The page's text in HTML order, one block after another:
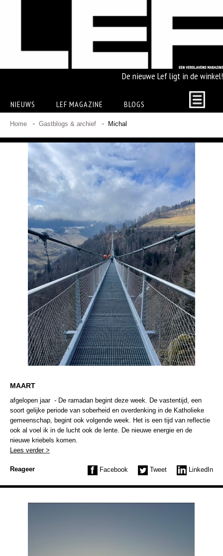
De nieuwe Lef ligt in de winkel!
NIEUWS LEF MAGAZINE BLOGS
Home Gastblogs & archief Michal
MAART
afgelopen jaar - De ramadan begint deze week. De vastentijd, een
soort gelijke periode van soberheid en overdenking in de Katholieke
gemeenschap, begint ook volgende week. Het is een tijd van reflectie
ook al voel ik in de lucht ook de lente. De nieuwe energie en de
nieuwe kriebels komen.
Lees verder >
Reageer Facebook Tweet LinkedIn